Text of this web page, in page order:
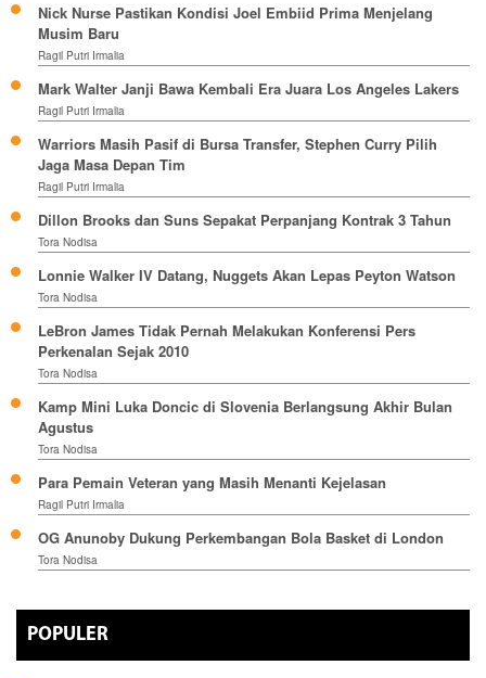
Nick Nurse Pastikan Kondisi Joel Embiid Prima Menjelang
Musim Baru
Ragil Putri Irmalia
Mark Walter Janji Bawa Kembali Era Juara Los Angeles Lakers
Ragil Putri Irmalia
Warriors Masih Pasif di Bursa Transfer, Stephen Curry Pilih
Jaga Masa Depan Tim
Ragil Putri Irmalia
Dillon Brooks dan Suns Sepakat Perpanjang Kontrak 3 Tahun
Tora Nodisa
Lonnie Walker IV Datang, Nuggets Akan Lepas Peyton Watson
Tora Nodisa
LeBron James Tidak Pernah Melakukan Konferensi Pers
Perkenalan Sejak 2010
Tora Nodisa
Kamp Mini Luka Doncic di Slovenia Berlangsung Akhir Bulan
Agustus
Tora Nodisa
Para Pemain Veteran yang Masih Menanti Kejelasan
Ragil Putri Irmalia
OG Anunoby Dukung Perkembangan Bola Basket di London
Tora Nodisa
POPULER